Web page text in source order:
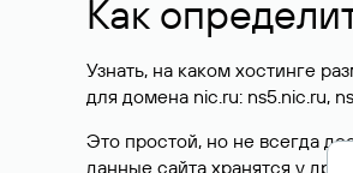
Как
Узнать, на каком хостинге
для домена nic.ru: ns5.nic.ru,
Это простой, но не всегда
данные сайта хранятся у